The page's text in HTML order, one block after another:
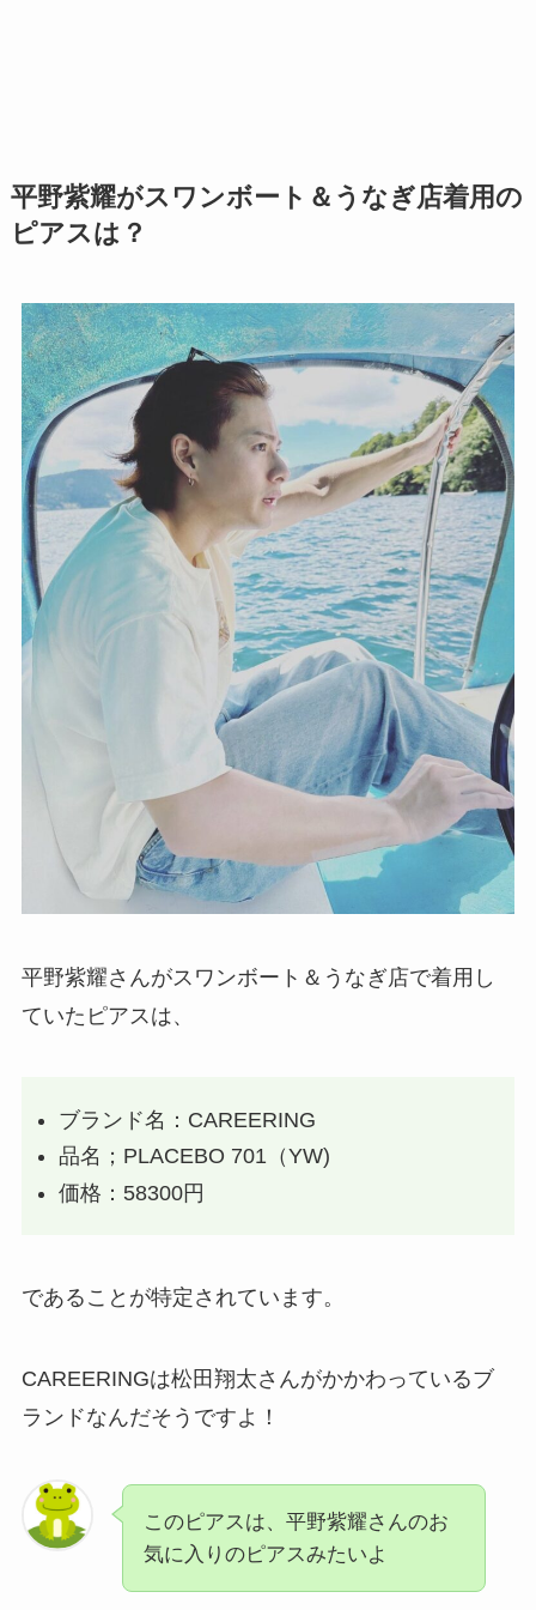
平野紫耀がスワンボート＆うなぎ店着用の
ピアスは？
平野紫耀さんがスワンボート＆うなぎ店で着用し
ていたピアスは、
ブランド名：CAREERING
品名；PLACEBO 701（YW)
価格：58300円
であることが特定されています。
CAREERINGは松田翔太さんがかかわっているブ
ランドなんだそうですよ！
このピアスは、平野紫耀さんのお
気に入りのピアスみたいよ